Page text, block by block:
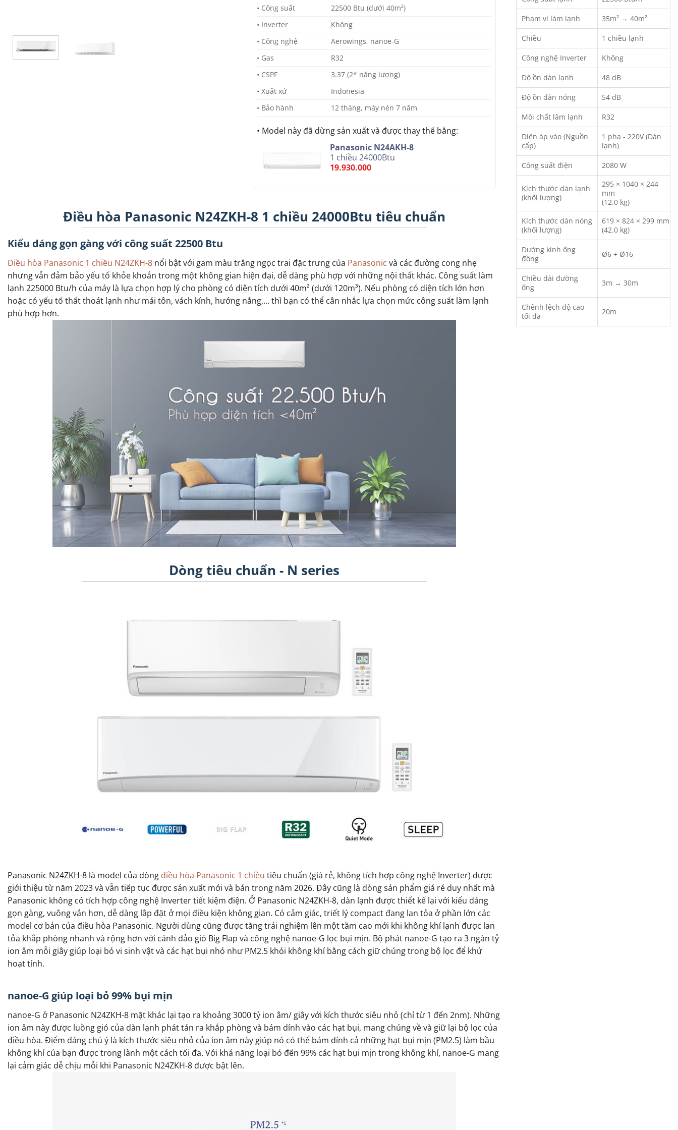
• Công suất
22500 Btu (dưới 40m²)
• Inverter
Không
• Công nghệ
Aerowings, nanoe-G
• Gas
R32
• CSPF
3.37 (2* năng lượng)
• Xuất xứ
Indonesia
• Bảo hành
12 tháng, máy nén 7 năm
• Model này đã dừng sản xuất và được thay thế bằng:
Panasonic N24AKH-8
1 chiều 24000Btu
19.930.000
Điều hòa Panasonic N24ZKH-8 1 chiều 24000Btu tiêu chuẩn
Kiểu dáng gọn gàng với công suất 22500 Btu
Điều hòa Panasonic 1 chiều N24ZKH-8 nổi bật với gam màu trắng ngọc trai đặc trưng của Panasonic và các đường cong nhẹ
nhưng vẫn đảm bảo yếu tố khỏe khoắn trong một không gian hiện đại, dễ dàng phù hợp với những nội thất khác. Công suất làm
lạnh 225000 Btu/h của máy là lựa chọn hợp lý cho phòng có diện tích dưới 40m² (dưới 120m³). Nếu phòng có diện tích lớn hơn
hoặc có yếu tố thất thoát lạnh như mái tôn, vách kính, hướng nắng,… thì bạn có thể cân nhắc lựa chọn mức công suất làm lạnh
phù hợp hơn.
Dòng tiêu chuẩn - N series
Panasonic N24ZKH-8 là model của dòng điều hòa Panasonic 1 chiều tiêu chuẩn (giá rẻ, không tích hợp công nghệ Inverter) được
giới thiệu từ năm 2023 và vẫn tiếp tục được sản xuất mới và bán trong năm 2026. Đây cũng là dòng sản phẩm giá rẻ duy nhất mà
Panasonic không có tích hợp công nghệ Inverter tiết kiệm điện. Ở Panasonic N24ZKH-8, dàn lạnh được thiết kế lại với kiểu dáng
gọn gàng, vuông vắn hơn, dễ dàng lắp đặt ở mọi điều kiện không gian. Có cảm giác, triết lý compact đang lan tỏa ở phần lớn các
model cơ bản của điều hòa Panasonic. Người dùng cũng được tăng trải nghiệm lên một tầm cao mới khi không khí lạnh được lan
tỏa khắp phòng nhanh và rộng hơn với cánh đảo gió Big Flap và công nghệ nanoe-G lọc bụi mịn. Bộ phát nanoe-G tạo ra 3 ngàn tỷ
ion âm mỗi giây giúp loại bỏ vi sinh vật và các hạt bụi nhỏ như PM2.5 khỏi không khí bằng cách giữ chúng trong bộ lọc để khử
hoạt tính.
nanoe-G giúp loại bỏ 99% bụi mịn
nanoe-G ở Panasonic N24ZKH-8 mặt khác lại tạo ra khoảng 3000 tỷ ion âm/ giây với kích thước siêu nhỏ (chỉ từ 1 đến 2nm). Những
ion âm này được luồng gió của dàn lạnh phát tán ra khắp phòng và bám dính vào các hạt bụi, mang chúng về và giữ lại bộ lọc của
điều hòa. Điểm đáng chú ý là kích thước siêu nhỏ của ion âm này giúp nó có thể bám dính cả những hạt bụi mịn (PM2.5) làm bầu
không khí của bạn được trong lành một cách tối đa. Với khả năng loại bỏ đến 99% các hạt bụi mịn trong không khí, nanoe-G mang
lại cảm giác dễ chịu mỗi khi Panasonic N24ZKH-8 được bật lên.
Phạm vi làm lạnh 35m² → 40m²
Chiều 1 chiều lạnh
Công nghệ Inverter Không
Độ ồn dàn lạnh 48 dB
Độ ồn dàn nóng 54 dB
Môi chất làm lạnh R32
Điện áp vào (Nguồn
cấp)
1 pha - 220V (Dàn
lạnh)
Công suất điện 2080 W
Kích thước dàn lạnh
(khối lượng)
295 × 1040 × 244
mm
(12.0 kg)
Kích thước dàn nóng
(khối lượng)
619 × 824 × 299 mm
(42.0 kg)
Đường kính ống
đồng
Ø6 + Ø16
Chiều dài đường
ống
3m → 30m
Chênh lệch độ cao
tối đa
20m